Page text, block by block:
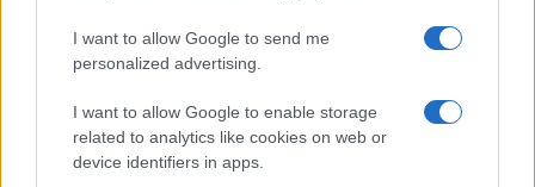
I want to allow Google to send me
personalized advertising.
I want to allow Google to enable storage
related to analytics like cookies on web or
device identifiers in apps.
conquiste marginali, al momento non ha portato i
risultati sperati. La vittoria è tutt’altro che dietro
l’angolo. Oggi lo conferma anche la vice premier e
ministra per la Reintegrazione dei territori
temporaneamente occupati,